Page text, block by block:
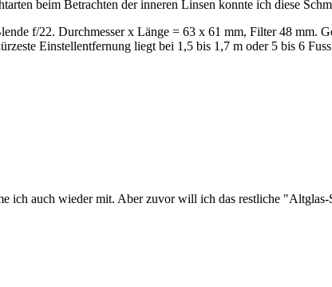
beim Betrachten der inneren Linsen konnte ich diese
f/22. Durchmesser x Länge = 63 x 61 mm, Filter 48 mm.
Einstellentfernung liegt bei 1,5 bis 1,7 m oder 5 bis 6
ich auch wieder mit. Aber zuvor will ich das restliche